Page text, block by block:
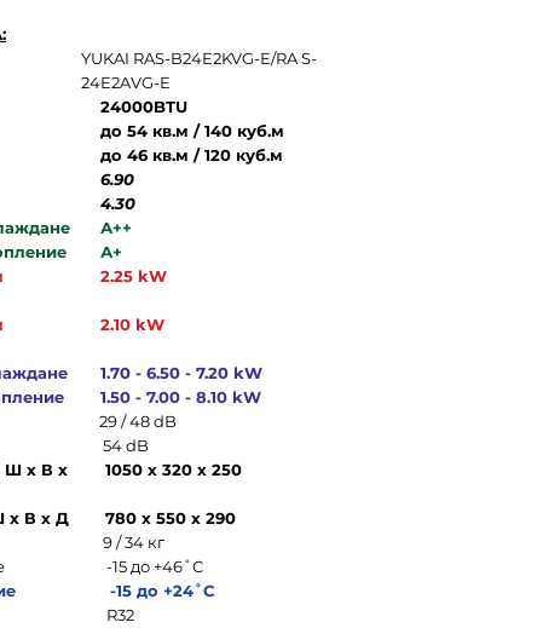
YUKAI RAS-B24E2KVG-E/RA S-
24E2AVG-E
24000BTU
до 54 кв.м / 140 куб.м
до 46 кв.м / 120 куб.м
6.90
4.30
А++
А+
2.25 kW
2.10 kW
1.70 - 6.50 - 7.20 kW
1.50 - 7.00 - 8.10 kW
29 / 48 dB
54 dB
Ш х В х
1050 х 320 х 250
х В х Д
780 х 550 х 290
9 / 34 кг
-15 до +46˚C
-15 до +24˚C
R32